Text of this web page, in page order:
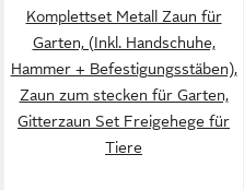
Komplettset Metall Zaun für
Garten, (Inkl. Handschuhe,
Hammer + Befestigungsstäben),
Zaun zum stecken für Garten,
Gitterzaun Set Freigehege für
Tiere